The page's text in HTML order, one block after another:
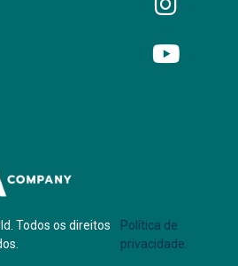
Todos os direitos
Política de
privacidade.